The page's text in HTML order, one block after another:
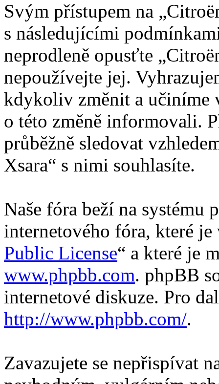
Svým přístupem na
s následujícími
neprodleně opusťte
nepoužívejte jej.
kdykoliv změnit a učiníme
o této změně informovali.
průběžně sledovat
Xsara“ s nimi souhlasíte.
Naše fóra beží na systému
internetového fóra, které
Public License“ a které je
www.phpbb.com. phpBB
internetové diskuze. Pro
http://www.phpbb.com/.
Zavazujete se nepřispívat